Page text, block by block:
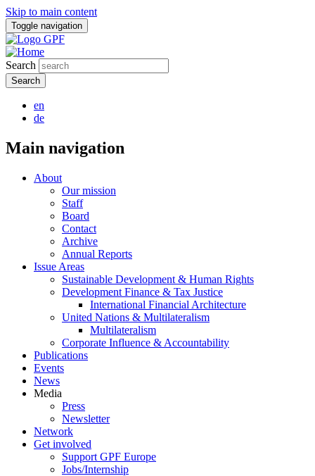
Skip to main content
Toggle navigation
Search
en
de
Main navigation
About
Our mission
Staff
Board
Contact
Archive
Annual Reports
Issue Areas
Sustainable Development & Human Rights
Development Finance & Tax Justice
International Financial Architecture
United Nations & Multilateralism
Multilateralism
Corporate Influence & Accountability
Publications
Events
News
Media
Press
Newsletter
Network
Get involved
Support GPF Europe
Jobs/Internship